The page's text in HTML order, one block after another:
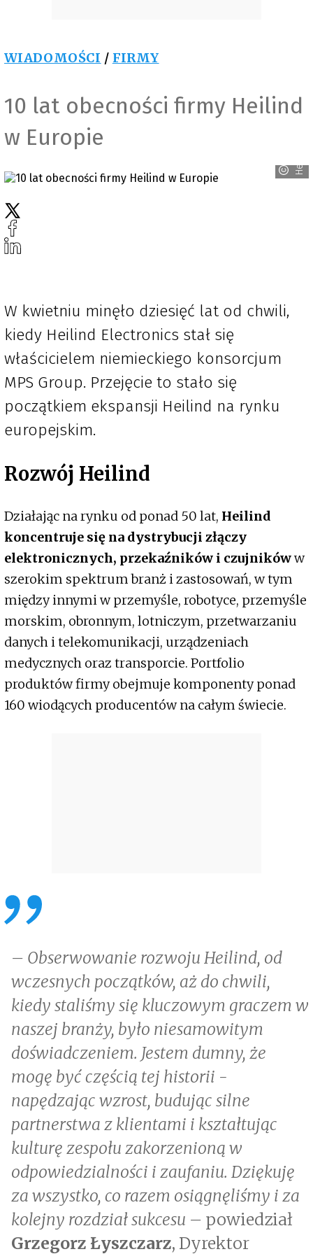
WIADOMOŚCI / FIRMY
10 lat obecności firmy Heilind
w Europie
Heilind
W kwietniu minęło dziesięć lat od chwili,
kiedy Heilind Electronics stał się
właścicielem niemieckiego konsorcjum
MPS Group. Przejęcie to stało się
początkiem ekspansji Heilind na rynku
europejskim.
Rozwój Heilind
Działając na rynku od ponad 50 lat, Heilind
koncentruje się na dystrybucji złączy
elektronicznych, przekaźników i czujnikóww
szerokim spektrum branż i zastosowań, w tym
między innymi w przemyśle, robotyce, przemyśle
morskim, obronnym, lotniczym, przetwarzaniu
danych i telekomunikacji, urządzeniach
medycznych oraz transporcie. Portfolio
produktów firmy obejmuje komponenty ponad
160 wiodących producentów na całym świecie.
– Obserwowanie rozwoju Heilind, od
wczesnych początków, aż do chwili,
kiedy staliśmy się kluczowym graczem w
naszej branży, było niesamowitym
doświadczeniem. Jestem dumny, że
mogę być częścią tej historii -
napędzając wzrost, budując silne
partnerstwa z klientami i kształtując
kulturę zespołu zakorzenioną w
odpowiedzialności i zaufaniu. Dziękuję
za wszystko, co razem osiągnęliśmy i za
kolejny rozdział sukcesu – powiedział
Grzegorz Łyszczarz, Dyrektor